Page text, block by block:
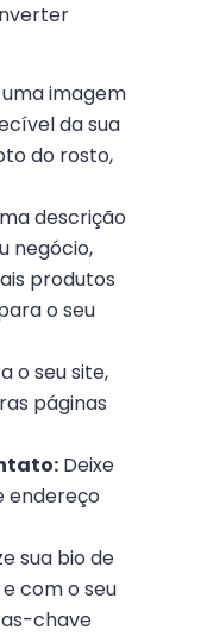
uma imagem
da sua
do rosto,
descrição
negócio,
produtos
o seu
o seu site,
páginas
Deixe
endereço
sua bio de
com o seu
chave